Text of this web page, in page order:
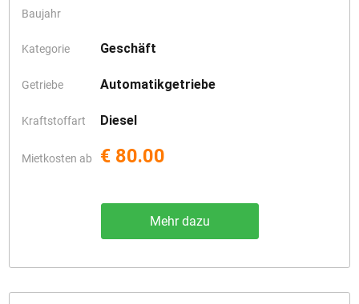
Baujahr
Kategorie Geschäft
Getriebe Automatikgetriebe
Kraftstoffart Diesel
Mietkosten ab € 80.00
Mehr dazu